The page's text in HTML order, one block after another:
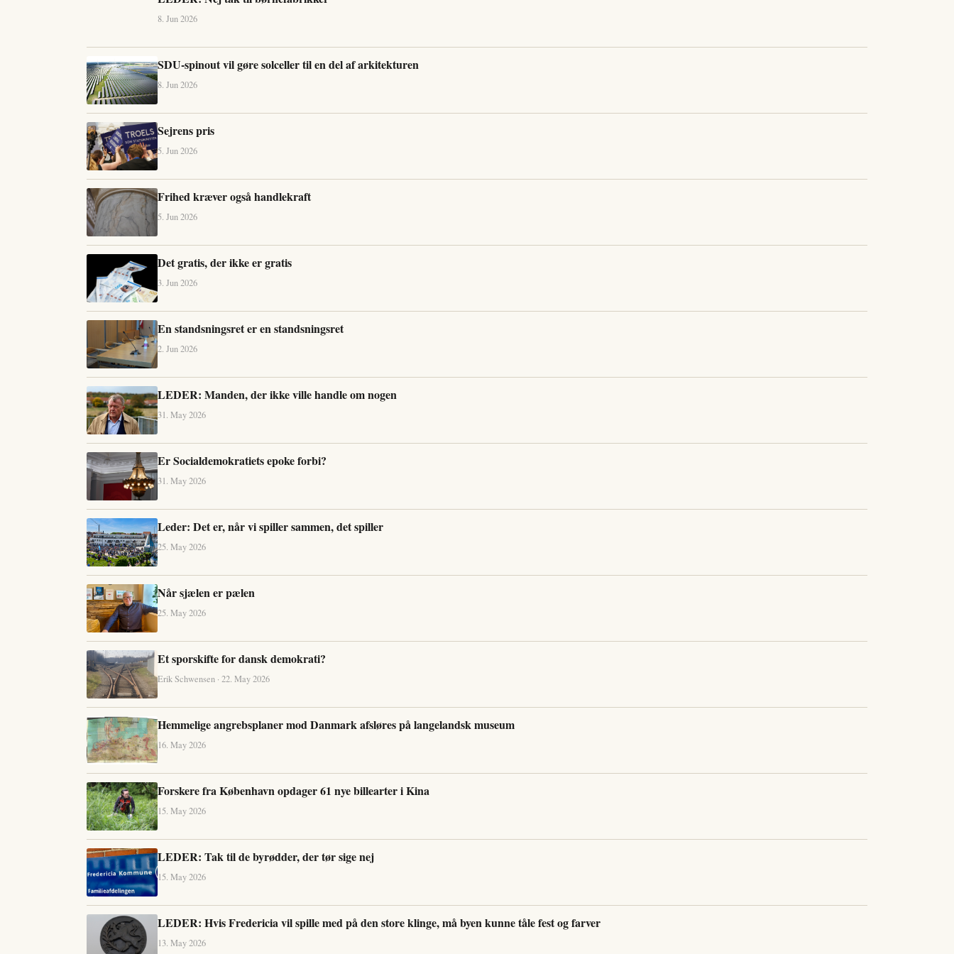
8. Jun 2026
SDU-spinout vil gøre solceller til en del af arkitekturen
8. Jun 2026
Sejrens pris
5. Jun 2026
Frihed kræver også handlekraft
5. Jun 2026
Det gratis, der ikke er gratis
3. Jun 2026
En standsningsret er en standsningsret
2. Jun 2026
LEDER: Manden, der ikke ville handle om nogen
31. May 2026
Er Socialdemokratiets epoke forbi?
31. May 2026
Leder: Det er, når vi spiller sammen, det spiller
25. May 2026
Når sjælen er pælen
25. May 2026
Et sporskifte for dansk demokrati?
Erik Schwensen · 22. May 2026
Hemmelige angrebsplaner mod Danmark afsløres på langelandsk museum
16. May 2026
Forskere fra København opdager 61 nye billearter i Kina
15. May 2026
LEDER: Tak til de byrødder, der tør sige nej
15. May 2026
LEDER: Hvis Fredericia vil spille med på den store klinge, må byen kunne tåle fest og farver
13. May 2026